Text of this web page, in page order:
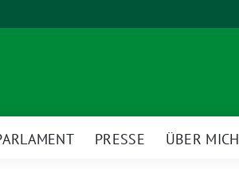
PRESSE ÜBER MICH